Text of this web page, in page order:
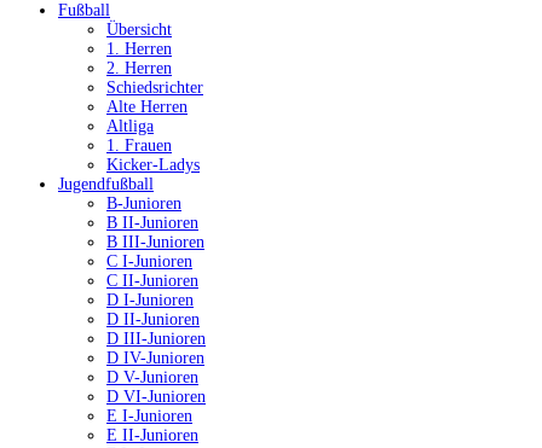
Fußball
Übersicht
1. Herren
2. Herren
Schiedsrichter
Alte Herren
Altliga
1. Frauen
Kicker-Ladys
Jugendfußball
B-Junioren
B II-Junioren
B III-Junioren
C I-Junioren
C II-Junioren
D I-Junioren
D II-Junioren
D III-Junioren
D IV-Junioren
D V-Junioren
D VI-Junioren
E I-Junioren
E II-Junioren